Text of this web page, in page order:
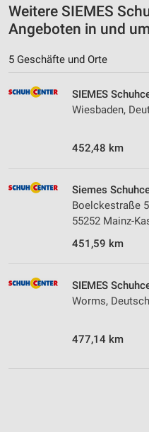
Weitere SIEMES
Angeboten in und
5 Geschäfte und Orte
SIEMES
Wiesbaden,
452,48 km
Siemes
Boelckestraße
55252 Mainz-
451,59 km
SIEMES
Worms,
477,14 km